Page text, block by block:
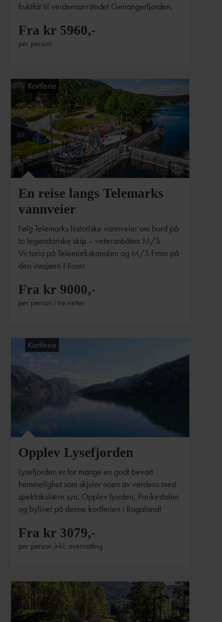
fruktfat til verdensarvstedet Geirangerfjorden.
Fra kr 5960,-
per person
Kortferie
En reise langs Telemarks
vannveier
Følg Telemarks historiske vannveier om bord på
to legendariske skip – veteranbåten M/S
Victoria på Telemarkskanalen og M/S Fram på
den innsjøen Nisser.
Fra kr 9000,-
per person i tre netter
Kortferie
Opplev Lysefjorden
Lysefjorden er for mange en godt bevart
hemmelighet som skjuler noen av verdens mest
spektakulære syn. Opplev fjorden, Preikestolen
og bylivet på denne kortferien i Rogaland!
Fra kr 3079,-
per person inkl. overnatting